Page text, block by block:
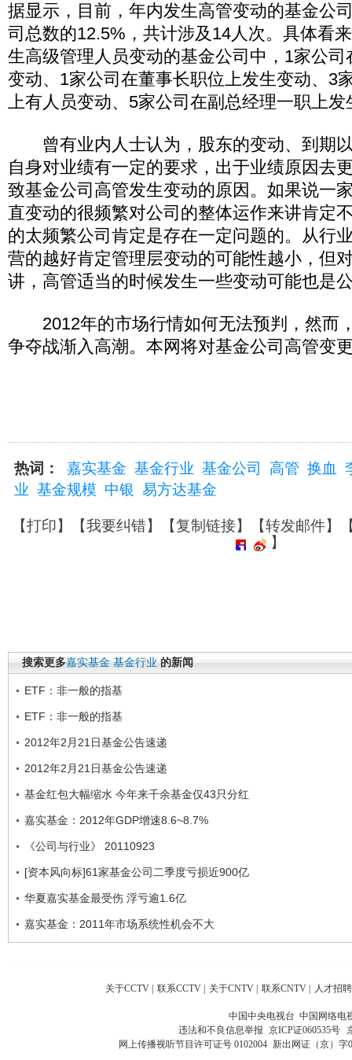
据显示，目前，年内发生高管变动的基金公
司总数的12.5%，共计涉及14人次。具体看
生高级管理人员变动的基金公司中，1家公
变动、1家公司在董事长职位上发生变动、3
上有人员变动、5家公司在副总经理一职上发
曾有业内人士认为，股东的变动、到期
自身对业绩有一定的要求，出于业绩原因去
致基金公司高管发生变动的原因。如果说一
直变动的很频繁对公司的整体运作来讲肯定
的太频繁公司肯定是存在一定问题的。从行
营的越好肯定管理层变动的可能性越小，但
讲，高管适当的时候发生一些变动可能也是
2012年的市场行情如何无法预判，然而
争夺战渐入高潮。本网将对基金公司高管变
热词： 嘉实基金 基金行业 基金公司 高管 换血
业 基金规模 中银 易方达基金
【打印】【我要纠错】【复制链接】【转发邮件】
】
搜索更多嘉实基金 基金行业 的新闻
ETF：非一般的指基
ETF：非一般的指基
2012年2月21日基金公告速递
2012年2月21日基金公告速递
基金红包大幅缩水 今年来千余基金仅43只分红
嘉实基金：2012年GDP增速8.6~8.7%
《公司与行业》 20110923
[资本风向标]61家基金公司二季度亏损近900亿
华夏嘉实基金最受伤 浮亏逾1.6亿
嘉实基金：2011年市场系统性机会不大
关于CCTV | 联系CCTV | 关于CNTV | 联系CNTV | 人才招聘
中国中央电视台 中国网络电
违法和不良信息举报 京ICP证060535号
网上传播视听节目许可证号 0102004 新出网证（京）